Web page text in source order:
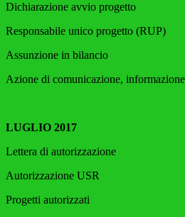
Dichiarazione avvio progetto
Responsabile unico progetto (RUP)
Assunzione in bilancio
Azione di comunicazione,
LUGLIO 2017
Lettera di autorizzazione
Autorizzazione USR
Progetti autorizzati